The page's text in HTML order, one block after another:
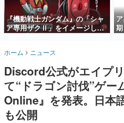
殿堂入り記事
SNS拡散数が数千以上！
ど。多くの人々に読まれ
事をまとめました。
名作ゲームクリエイター
きます。
赫本
この物語を解いてはいけ
の形をした短編ホラー小
『機動戦士ガンダム』の「シャ
ア専用ザクⅡ」をイメージした
散水ホースリールが予約開始。
ークやジオン公国軍のエンブレ
ホーム ニュース
Discord公式がエイプ
て“ドラゴン討伐”ゲー
Online』を発表。日本
も公開